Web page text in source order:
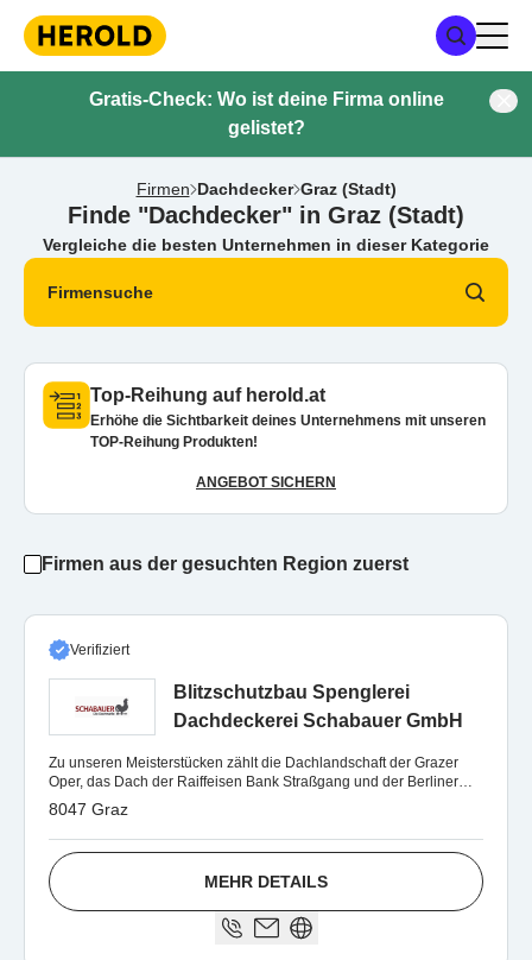
Gratis-Check: Wo ist deine Firma online
gelistet?
Firmen Dachdecker Graz (Stadt)
Finde "Dachdecker" in Graz (Stadt)
Vergleiche die besten Unternehmen in dieser Kategorie
Firmensuche
Top-Reihung auf herold.at
Erhöhe die Sichtbarkeit deines Unternehmens mit unseren
TOP-Reihung Produkten!
ANGEBOT SICHERN
Firmen aus der gesuchten Region zuerst
Verifiziert
Blitzschutzbau Spenglerei
Dachdeckerei Schabauer GmbH
Zu unseren Meisterstücken zählt die Dachlandschaft der Grazer
Oper, das Dach der Raiffeisen Bank Straßgang und der Berliner
Ring mitsamt Solaranlage
8047 Graz
MEHR DETAILS